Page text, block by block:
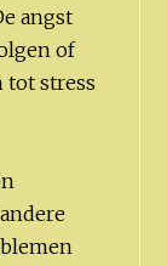
angst
of
tot stress